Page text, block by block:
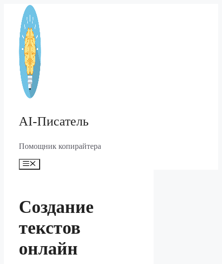
Перейти
содержимому
AI-Писатель
Помощник копирайтера
Меню
Создание
текстов
онлайн